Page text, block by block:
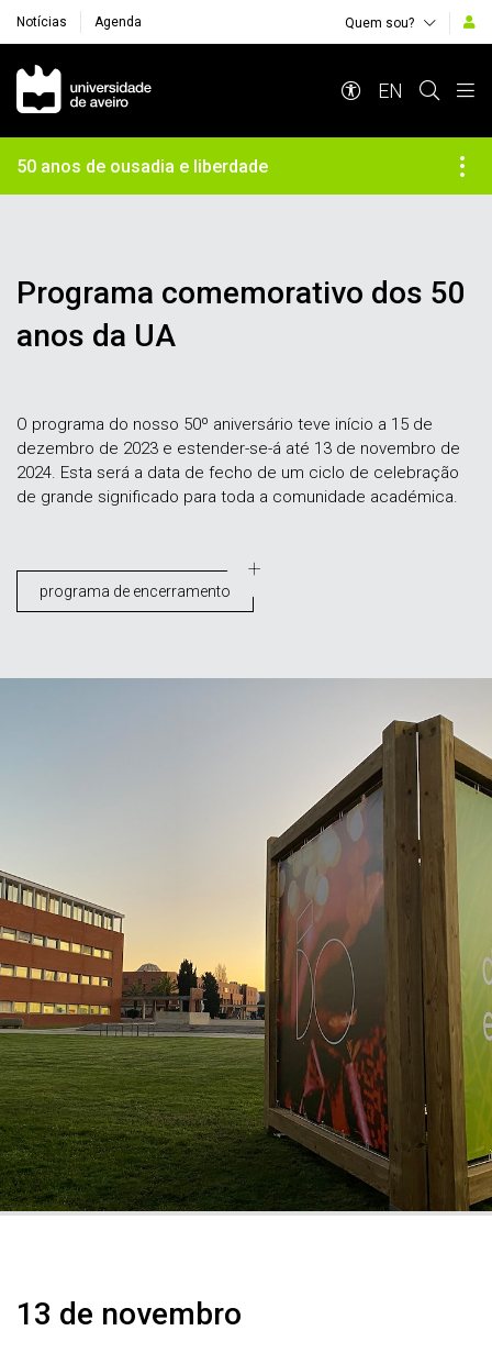
Notícias Agenda Quem sou?
Navegação Principal
EN
50 anos de ousadia e liberdade
Programa comemorativo dos 50
anos da UA
O programa do nosso 50º aniversário teve início a 15 de
dezembro de 2023 e estender-se-á até 13 de novembro de
2024. Esta será a data de fecho de um ciclo de celebração
de grande significado para toda a comunidade académica.
programa de encerramento
13 de novembro